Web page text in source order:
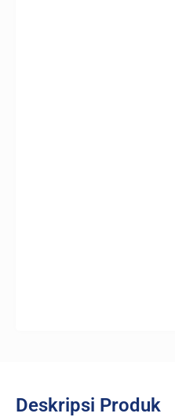
Deskripsi Produk